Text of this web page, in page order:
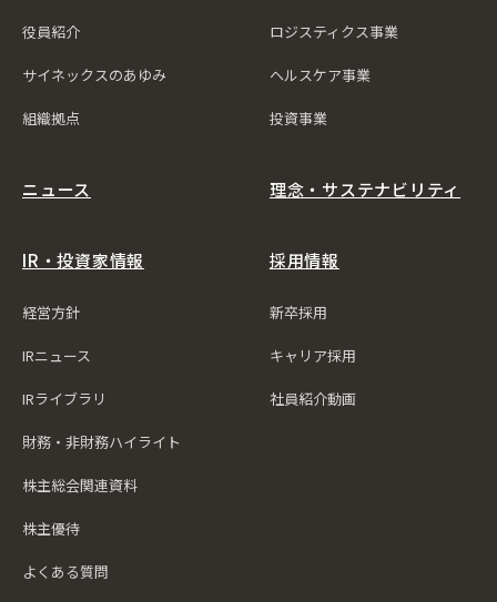
役員紹介
サイネックスのあゆみ
組織拠点
ロジスティクス事業
ヘルスケア事業
投資事業
ニュース
IR・投資家情報
経営方針
IRニュース
IRライブラリ
財務・非財務ハイライト
株主総会関連資料
株主優待
よくある質問
理念・サステナビリティ
採用情報
新卒採用
キャリア採用
社員紹介動画